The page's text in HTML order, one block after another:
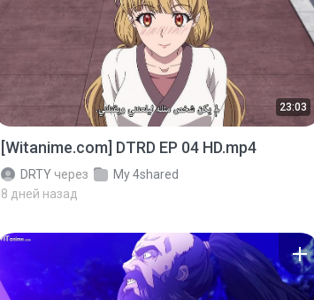
23:03
[Witanime.com] DTRD EP 04 HD.mp4
DRTY через
My 4shared
8 дней назад